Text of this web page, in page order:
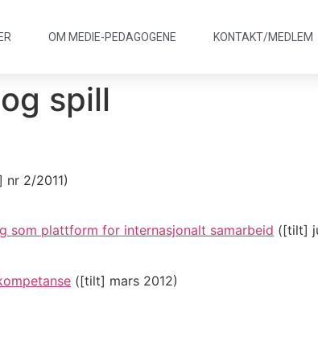
OM MEDIE-PEDAGOGENE KONTAKT/MEDLEM
spill
nr 2/2011)
som plattform for internasjonalt samarbeid ([tilt]
([tilt] mars 2012)